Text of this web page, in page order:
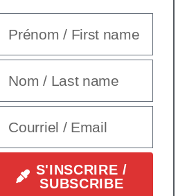
S'INSCRIRE /
SUBSCRIBE